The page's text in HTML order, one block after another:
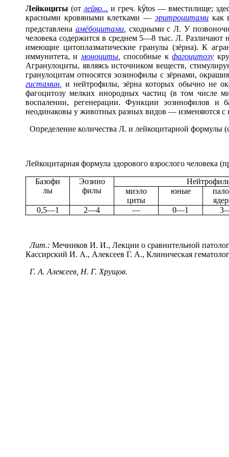
Лейкоциты (от лейко... и греч. kýtos — вместилище;
красными кровяными клетками — эритроцитамикак
представлена амёбоцитами, сходными с Л. У
человека содержится в среднем 5—8 тыс. Л. Различают
имеющие цитоплазматические гранулы (зёрна). К
иммунитета, и моноциты, способные кфагоцитозу
Агранулоциты, являясь источником веществ,
гранулоцитам относятся эозинофилы с зёрнами,
гистамин ,и нейтрофилы, зёрна которых обычно не
фагоцитозу мелких инородных частиц (в том числе
воспалении, регенерации. Функции эозинофилов и
неодинаковы у животных разных видов — изменяются с
Определение количества Л. и лейкоцитарной формулы
Лейкоцитарная формула здорового взрослого человека
Базофи
лы
Эозино
филы
миэло
циты
юные
0,5—1
2—4 — 0—1
Лит.: Мечников И. И., Лекции о сравнительной
Кассирский И. А., Алексеев Г. А., Клиническая
Г. А. Алексеев, Н. Г. Хрущов.